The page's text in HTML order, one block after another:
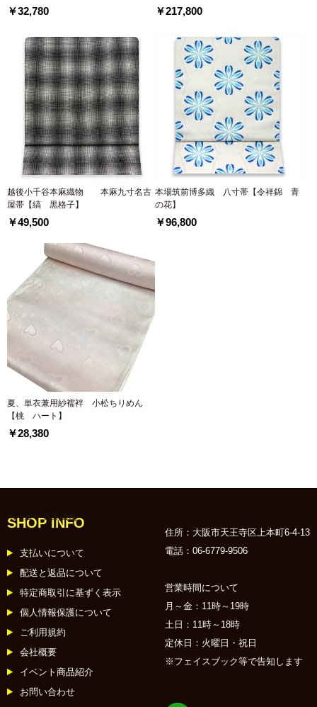
￥32,780 ￥217,800
越後小千谷本麻織物 本麻九寸名古
屋帯【縞 黒格子】
￥49,500
本場筑前博多織 八寸帯【令祥錦 青
の花】
￥96,800
夏、単衣兼用紗襦袢 小松ちりめん
【桃 ハート】
￥28,380
ホーム:: 高島織物
SHOP INFO
支払いについて
配送と返品について
特定商取引に基ずく表示
個人情報保護について
ご利用規約
会社概要
イベント商品紹介
お問い合わせ
住所：大阪市天王寺区上本町6-4-13
電話：06-6779-9506
営業時間について
月～金：11時～19時
土日：11時～18時
定休日：火曜日・祝日
※フェイスブック等で告知します